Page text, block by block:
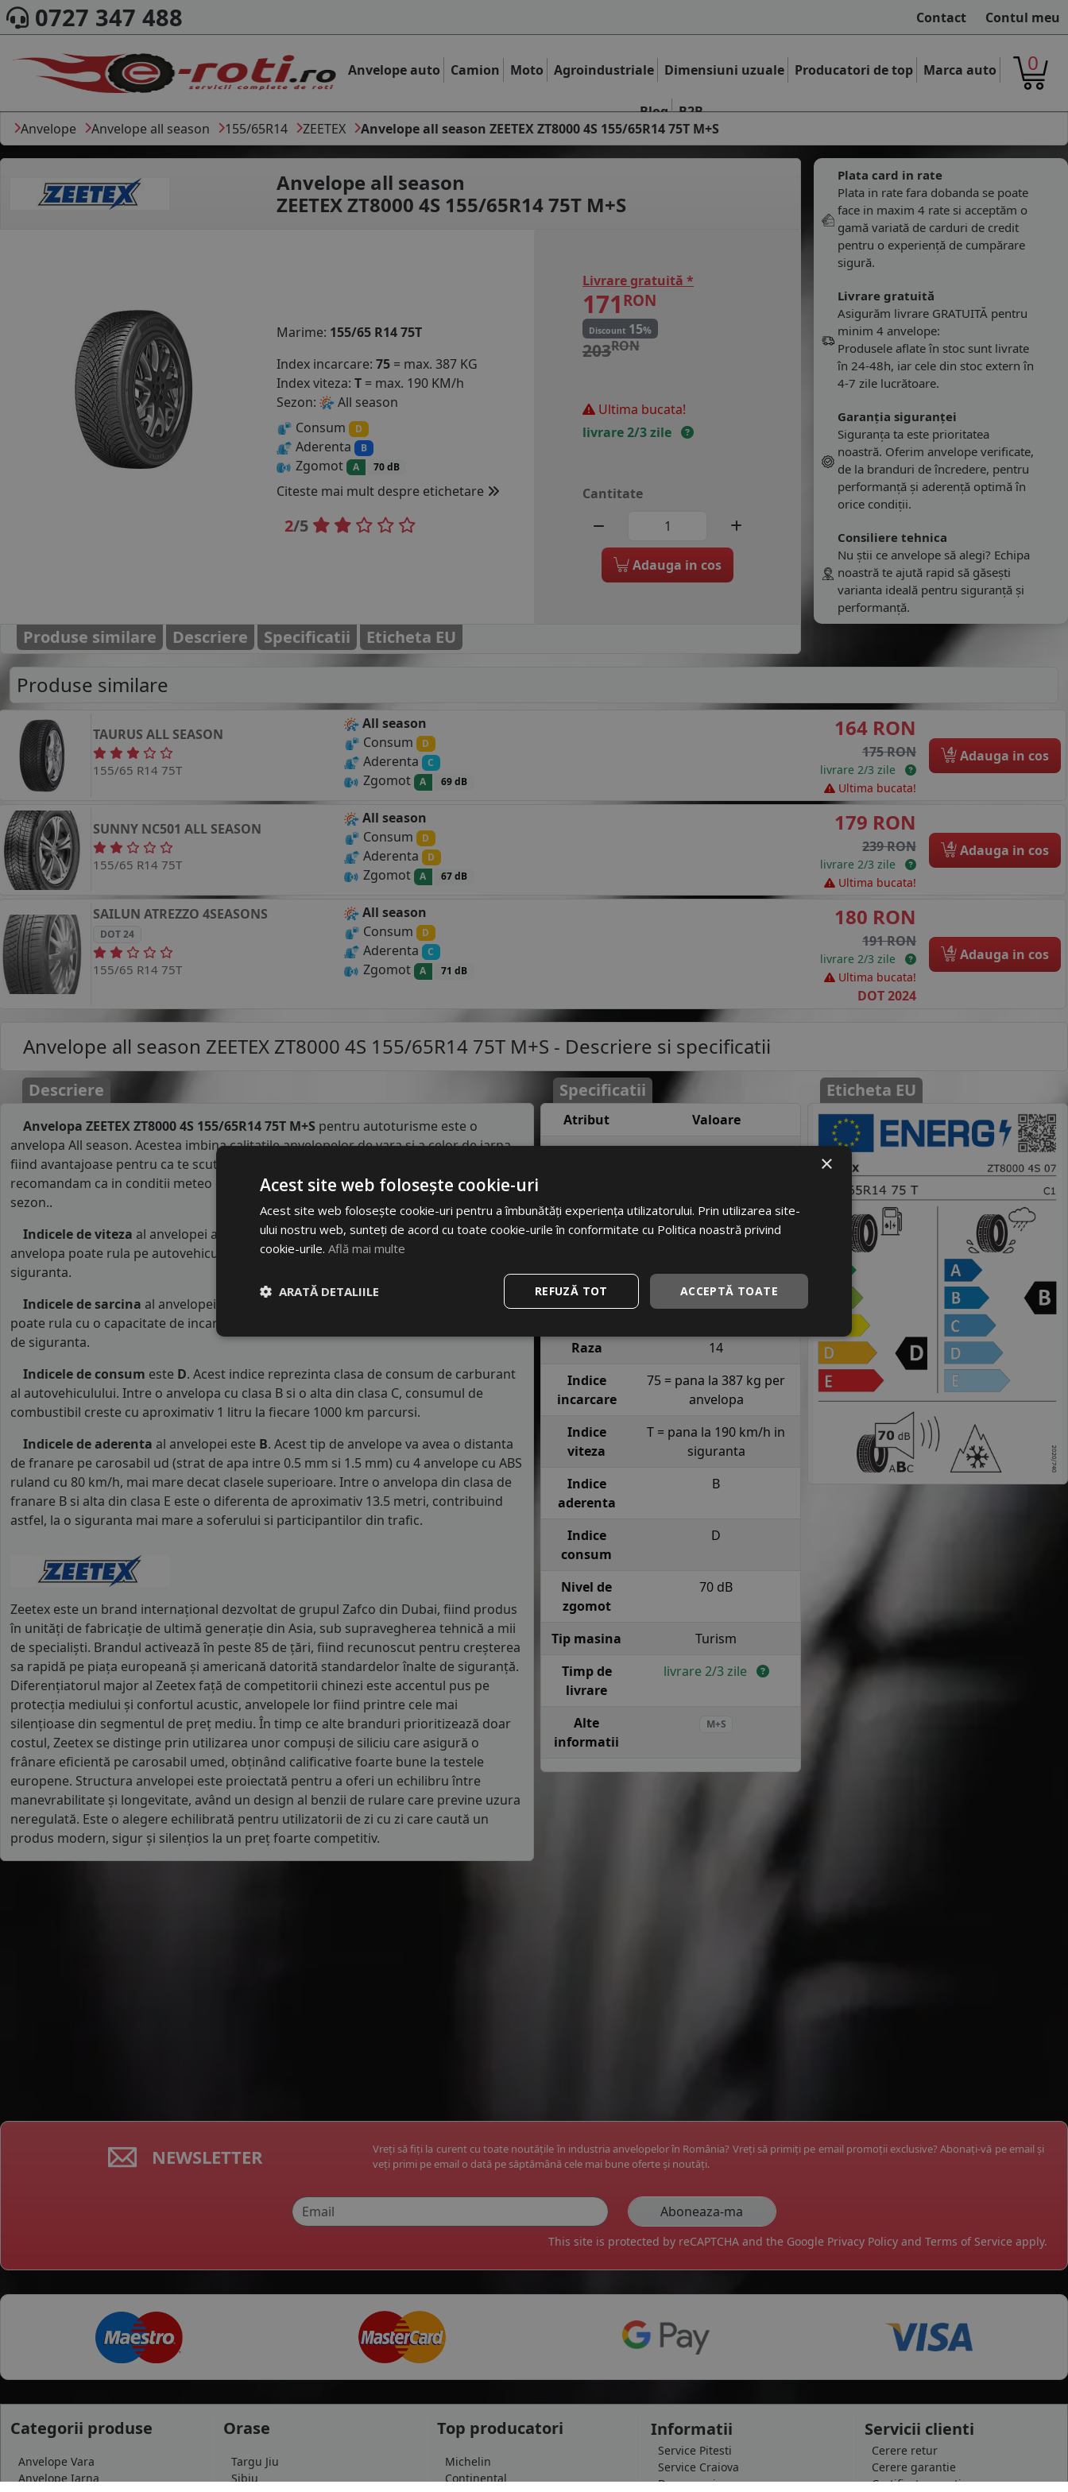
0727 347 488 Contact Contul meu
Anvelope auto Camion Moto Agroindustriale Dimensiuni uzuale Producatori de top Marca auto
Blog B2B
0
Anvelope Anvelope all season 155/65R14 ZEETEX Anvelope all season ZEETEX ZT8000 4S 155/65R14 75T M+S
Anvelope all season
ZEETEX ZT8000 4S 155/65R14 75T M+S
Marime: 155/65 R14 75T
Index incarcare: 75 = max. 387 KG
Index viteza: T = max. 190 KM/h
Sezon:
All season
Consum
D
Aderenta B
Zgomot A 70 dB
Citeste mai mult despre etichetare
2/5
Livrare gratuită *
171 RON
Discount 15%
203RON
Ultima bucata!
livrare 2/3 zile
Cantitate
Adauga in cos
Plata card in rate
Plata in rate fara dobanda se poate
face in maxim 4 rate si acceptăm o
gamă variată de carduri de credit
pentru o experiență de cumpărare
sigură.
Livrare gratuită
Asigurăm livrare GRATUITĂ pentru
minim 4 anvelope:
Produsele aflate în stoc sunt livrate
în 24-48h, iar cele din stoc extern în
4-7 zile lucrătoare.
Garanția siguranței
Siguranța ta este prioritatea
noastră. Oferim anvelope verificate,
de la branduri de încredere, pentru
performanță și aderență optimă în
orice condiții.
Consiliere tehnica
Nu știi ce anvelope să alegi? Echipa
noastră te ajută rapid să găsești
varianta ideală pentru siguranță și
performanță.
Produse similare Descriere Specificatii Eticheta EU
Produse similare
TAURUS ALL SEASON
155/65 R14 75T
All season
Consum
D
Aderenta C
Zgomot A 69 dB
164 RON
175 RON
livrare 2/3 zile
Ultima bucata!
4 Adauga in cos
SUNNY NC501 ALL SEASON
155/65 R14 75T
All season
Consum
D
Aderenta D
Zgomot A 67 dB
179 RON
239 RON
livrare 2/3 zile
Ultima bucata!
4 Adauga in cos
SAILUN ATREZZO 4SEASONS
DOT 24
155/65 R14 75T
All season
Consum
D
Aderenta C
Zgomot A 71 dB
180 RON
191 RON
livrare 2/3 zile
Ultima bucata!
DOT 2024
4 Adauga in cos
Anvelope all season ZEETEX ZT8000 4S 155/65R14 75T M+S - Descriere si specificatii
Descriere
Anvelopa ZEETEX ZT8000 4S 155/65R14 75T M+S pentru autoturisme este o
anvelopa All season. Acestea imbina calitatile anvelopelor de vara si a celor de iarna
fiind avantajoase pentru ca te scutesc de schimbul intre sezoane. Cu toate acestea, iti
recomandam ca in conditii meteo extreme sa folosesti cate un set destinat fiecarui
sezon..
Indicele de viteza al anvelopei all seasonZEETEX esteT. Acest indice confirma ca
anvelopa poate rula pe autovehicule o viteza maxima de 190 km/h in conditii de
siguranta.
Indicele de sarcina al anvelopei este
. Acest indice semnifica faptul ca anvelopa
poate rula cu o capacitate de incarcare maxima de 387 kg pe fiecare roata in conditii
de siguranta.
Indicele de consum este D. Acest indice reprezinta clasa de consum de carburant
al autovehiculului. Intre o anvelopa cu clasa B si o alta din clasa C, consumul de
combustibil creste cu aproximativ 1 litru la fiecare 1000 km parcursi.
Indicele de aderenta al anvelopei este B. Acest tip de anvelope va avea o distanta
de franare pe carosabil ud (strat de apa intre 0.5 mm si 1.5 mm) cu 4 anvelope cu ABS
ruland cu 80 km/h, mai mare decat clasele superioare. Intre o anvelopa din clasa de
franare B si alta din clasa E este o diferenta de aproximativ 13.5 metri, contribuind
astfel, la o siguranta mai mare a soferului si participantilor din trafic.
Zeetex este un brand internațional dezvoltat de grupul Zafco din Dubai, fiind produs
în unități de fabricație de ultimă generație din Asia, sub supravegherea tehnică a mii
de specialiști. Brandul activează în peste 85 de țări, fiind recunoscut pentru creșterea
sa rapidă pe piața europeană și americană datorită standardelor înalte de siguranță.
Diferențiatorul major al Zeetex față de competitorii chinezi este accentul pus pe
protecția mediului și confortul acustic, anvelopele lor fiind printre cele mai
silențioase din segmentul de preț mediu. În timp ce alte branduri prioritizează doar
costul, Zeetex se distinge prin utilizarea unor compuși de siliciu care asigură o
frânare eficientă pe carosabil umed, obținând calificative foarte bune la testele
europene. Structura anvelopei este proiectată pentru a oferi un echilibru între
manevrabilitate și longevitate, având un design al benzii de rulare care previne uzura
neregulată. Este o alegere echilibrată pentru utilizatorii de zi cu zi care caută un
produs modern, sigur și silențios la un preț foarte competitiv.
Specificatii
Atribut
Valoare
Brand
ZEETEX
Latime
Raza
14
Indice
incarcare
75 = pana la 387 kg per
anvelopa
Indice
viteza
T = pana la 190 km/h in
siguranta
Indice
aderenta
B
Indice
consum
D
Nivel de
zgomot
70 dB
Tip masina
Turism
Timp de
livrare
livrare 2/3 zile
Alte
informatii
M+S
Eticheta EU
NEWSLETTER
Vreți să fiți la curent cu toate noutățile în industria anvelopelor în România? Vreți să primiți pe email promoții exclusive? Abonați-vă pe email și
veți primi pe email o dată pe săptămână cele mai bune oferte și noutăți.
This site is protected by reCAPTCHA and the Google Privacy Policy and Terms of Service apply.
Categorii produse
Anvelope Vara
Anvelope Iarna
Orase
Targu Jiu
Sibiu
Top producatori
Michelin
Continental
Informatii
Service Pitesti
Service Craiova
Despre noi
Servicii clienti
Cerere retur
Cerere garantie
Certificat garantie
×
Acest site web folosește cookie-uri
Acest site web folosește cookie-uri pentru a îmbunătăți experiența utilizatorului. Prin utilizarea site-
ului nostru web, sunteți de acord cu toate cookie-urile în conformitate cu Politica noastră privind
cookie-urile. Află mai multe
ACCEPTĂ TOATE
REFUZĂ TOT
ARATĂ DETALIILE